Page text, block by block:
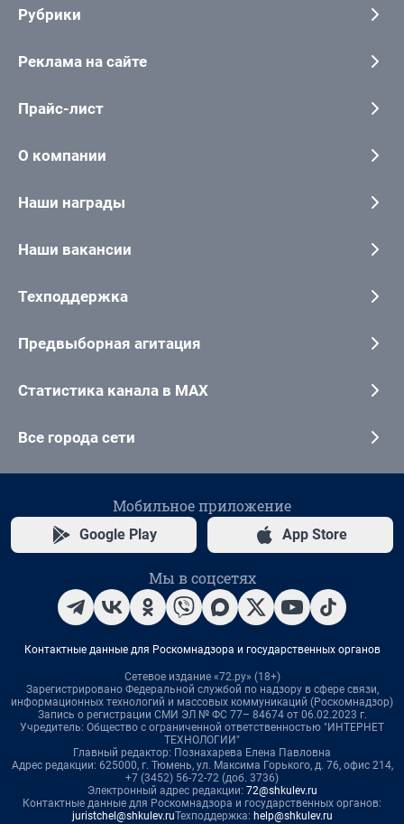
Рубрики
Реклама на сайте
Прайс-лист
О компании
Наши награды
Наши вакансии
Техподдержка
Предвыборная агитация
Статистика канала в MAX
Все города сети
Мобильное приложение
Google Play App Store
Мы в соцсетях
Контактные данные для Роскомнадзора и государственных органов
Сетевое издание «72.ру» (18+)
Зарегистрировано Федеральной службой по надзору в сфере связи,
информационных технологий и массовых коммуникаций (Роскомнадзор)
Запись о регистрации СМИ ЭЛ № ФС 77– 84674 от 06.02.2023 г.
Учредитель: Общество с ограниченной ответственностью "ИНТЕРНЕТ
ТЕХНОЛОГИИ"
Главный редактор: Познахарева Елена Павловна
Адрес редакции: 625000, г. Тюмень, ул. Максима Горького, д. 76, офис 214,
+7 (3452) 56-72-72 (доб. 3736)
Электронный адрес редакции: 72@shkulev.ru
Контактные данные для Роскомнадзора и государственных органов:
juristchel@shkulev.ruТехподдержка: help@shkulev.ru